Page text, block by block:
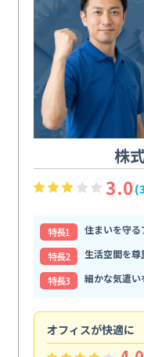
株
3.0
特⻑1
住まいを守る
特⻑2
生活空間を尊
特⻑3
細かな気遣い
オフィスが快適に